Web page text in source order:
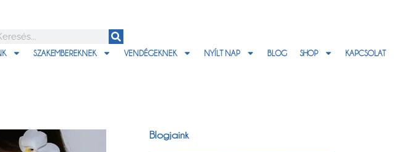
SZAKEMBEREKNEK VENDÉGEKNEK NYÍLT NAP BLOG SHOP KAPCSOLAT
Blogjaink